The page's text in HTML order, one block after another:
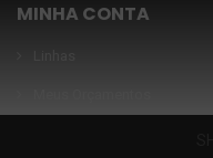
MINHA CONTA